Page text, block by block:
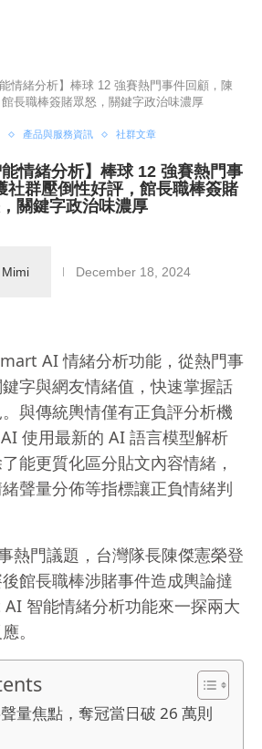
情緒分析】棒球 12 強賽熱門事件回顧，陳
長職棒簽賭眾怒，關鍵字政治味濃厚
產品與服務資訊 社群文章
能情緒分析】棒球 12 強賽熱門事
社群壓倒性好評，館長職棒簽賭
關鍵字政治味濃厚
Mimi December 18, 2024
AI 情緒分析功能，從熱門事
字與網友情緒值，快速掌握話
與傳統輿情僅有正負評分析機
使用最新的 AI 語言模型解析
能更質化區分貼文內容情緒，
聲量分佈等指標讓正負情緒判
熱門議題，台灣隊長陳傑憲榮登
館長職棒涉賭事件造成輿論撻
智能情緒分析功能來一探兩大
。
量焦點，奪冠當日破 26 萬則